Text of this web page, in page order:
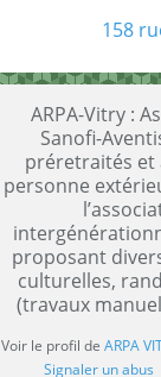
158
ARPA-Vitry :
Sanofi-
préretraités et
personne
proposant
culturelles,
(travaux
Voir le profil de ARPA
Signaler un abus